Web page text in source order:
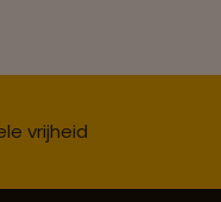
cultuur en milieu
vrijheid